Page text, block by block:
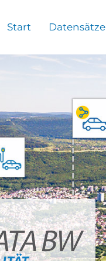
Start Datensätze